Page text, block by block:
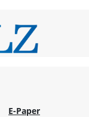
FLZ.de
E-Paper